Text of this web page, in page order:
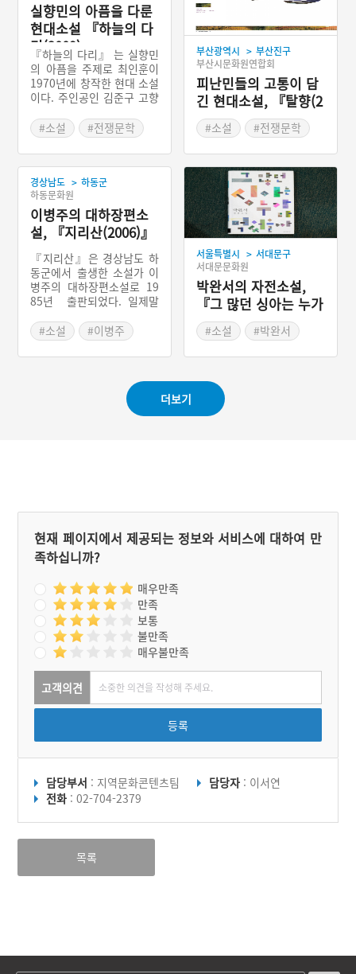
실향민의 아픔을 다룬
현대소설 『하늘의 다
리(2009)』
『하늘의 다리』 는 실향민
의 아픔을 주제로 최인훈이
1970년에 창작한 현대 소설
이다. 주인공인 김준구 고향
단신으로 월남하여 서울에
서 미술가로 생활한다. 그는
스승인 한동순이 그의 딸 한
성희를 찾아 데리고 있어달
라는 편지를 받고 부탁을 수
락한다. 그는 하늘에 떠있는
다리를 자주 본다. 한성희는
김준구의 집에 온 다음날 행
방이 묘연해지고 한동순의
사망소식을 접한 그는 부산
으로 향한다. 가는 길은 피
란 시절을 떠올리게 한다.
장례를 마치고 돌아본 부산
은 아직 전쟁의 상흔이 강하
게 남아있는 현실을 확인하
면서 예술의 역할에 대한 고
민을 한다. 서울로 돌아와
지 않자 부산으로 내려와 같
이 작업 중이던 소설가 한명
기에게 한동순 일가족과 관
#소설 #전쟁문학
부산광역시 > 부산진구
부산시문화원연합회
피난민들의 고통이 담
긴 현대소설, 『탈향(2
012)』
#소설 #전쟁문학
경상남도 > 하동군
하동문화원
이병주의 대하장편소
설, 『지리산(2006)』
『지리산』은 경상남도 하
동군에서 출생한 소설가 이
병주의 대하장편소설로 19
85년 출판되었다. 일제말
국전쟁을 거쳐 휴전협정이
체결되기까지를 시대적 배
경으로 삼아 이규라는 인물
사회주의 운동가들의 부침
을 기록한 작품이다. 철저한
취재와 자료수집에 바탕을
#소설
#이병주
서울특별시 > 서대문구
서대문문화원
박완서의 자전소설,
『그 많던 싱아는 누가
다 먹었을까(1992)』
#소설
#박완서
더보기
현재 페이지에서 제공되는 정보와 서비스에 대하여 만
족하십니까?
매우만족
만족
보통
불만족
매우불만족
고객의견
등록
담당부서 : 지역문화콘텐츠팀 담당자 : 이서연
전화 : 02-704-2379
목록